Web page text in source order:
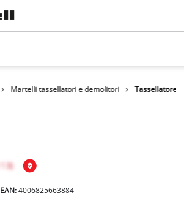
Martelli tassellatori e demolitori Tassellatore
EAN:4006825663884